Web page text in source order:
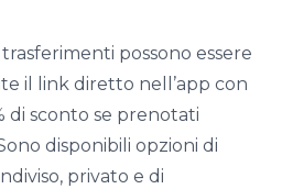
I trasferimenti possono essere
il link diretto nell’app con
di sconto se prenotati
disponibili opzioni di
privato e di